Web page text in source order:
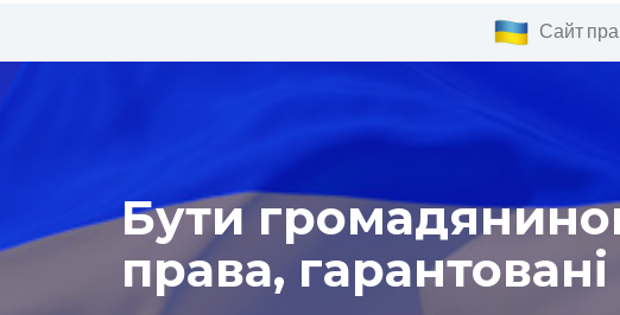
Сайт
Бути
права,